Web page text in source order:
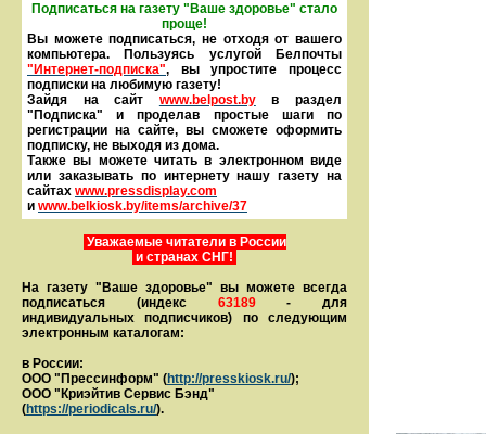
Подписаться на газету "Ваше здоровье" стало
проще!
Вы можете подписаться, не отходя от вашего
компьютера. Пользуясь услугой Белпочты
"Интернет-подписка", вы упростите процесс
подписки на любимую газету!
Зайдя на сайт www.belpost.by
в раздел
"Подписка" и проделав простые шаги по
регистрации на сайте, вы сможете оформить
под­писку, не выходя из дома.
Также вы можете читать в элек­тронном виде
или заказывать по интернету нашу газету на
сайтах www.pressdisplay.com
и www.belkiosk.by/items/archive/37
Уважаемые читатели в России
и странах СНГ!
На газету "Ваше здоровье" вы можете всегда
подписаться (индекс 63189- для
индивидуальных подписчиков) по следующим
электронным каталогам:
в России:
ООО "Прессинформ" (http://presskiosk.ru/);
ООО "Криэйтив Сервис Бэнд"
(https://periodicals.ru/).